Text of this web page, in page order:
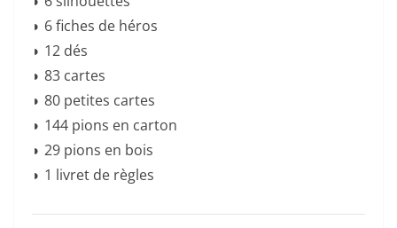
◗ 6 fiches de héros
◗ 12 dés
◗ 83 cartes
◗ 80 petites cartes
◗ 144 pions en carton
◗ 29 pions en bois
◗ 1 livret de règles